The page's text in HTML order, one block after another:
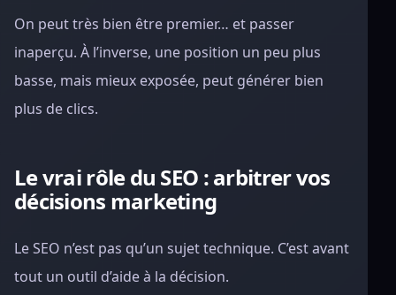
On peut très bien être premier… et passer
inaperçu. À l’inverse, une position un peu plus
basse, mais mieux exposée, peut générer bien
plus de clics.
Le vrai rôle du SEO : arbitrer vos
décisions marketing
Le SEO n’est pas qu’un sujet technique. C’est avant
tout un outil d’aide à la décision.